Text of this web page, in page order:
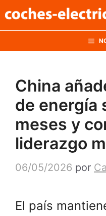
al
China
de energía
meses y
liderazgo
06/05/2026 por
El país